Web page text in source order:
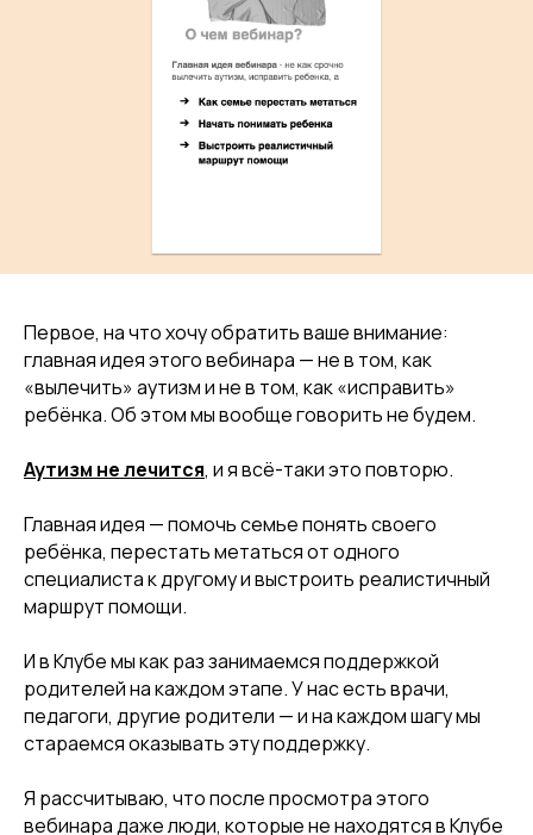
Первое, на что хочу обратить ваше внимание:
главная идея этого вебинара — не в том, как
«вылечить» аутизм и не в том, как «исправить»
ребёнка. Об этом мы вообще говорить не будем.
Аутизм не лечится, и я всё-таки это повторю.
Главная идея — помочь семье понять своего
ребёнка, перестать метаться от одного
специалиста к другому и выстроить реалистичный
маршрут помощи.
И в Клубе мы как раз занимаемся поддержкой
родителей на каждом этапе. У нас есть врачи,
педагоги, другие родители — и на каждом шагу мы
стараемся оказывать эту поддержку.
Я рассчитываю, что после просмотра этого
вебинара даже люди, которые не находятся в Клубе